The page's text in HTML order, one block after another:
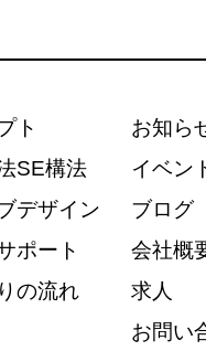
ト
SE構法
デザイン
ポート
の流れ
お知ら
イベン
ブログ
会社概
求人
お問い